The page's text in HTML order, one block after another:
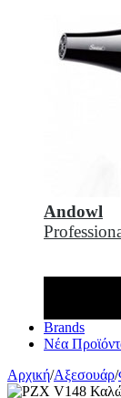
Andowl
Brands
Νέα
Αρχική/Αξεσουάρ/